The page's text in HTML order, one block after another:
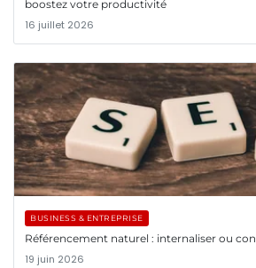
boostez votre productivité
16 juillet 2026
BUSINESS & ENTREPRISE
Référencement naturel : internaliser ou
19 juin 2026